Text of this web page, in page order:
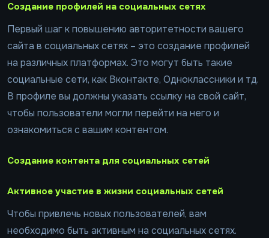
Создание профилей на социальных сетях
Первый шаг к повышению авторитетности вашего
сайта в социальных сетях – это создание профилей
на различных платформах. Это могут быть такие
социальные сети, как Вконтакте, Одноклассники и тд.
В профиле вы должны указать ссылку на свой сайт,
чтобы пользователи могли перейти на него и
ознакомиться с вашим контентом.
Создание контента для социальных сетей
Активное участие в жизни социальных сетей
Чтобы привлечь новых пользователей, вам
необходимо быть активным на социальных сетях.